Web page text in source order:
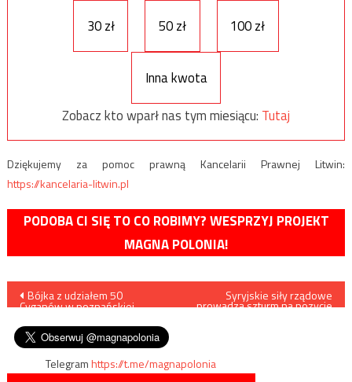
30 zł
50 zł 100 zł
Inna kwota
Zobacz kto wparł nas tym miesiącu: Tutaj
Dziękujemy za pomoc prawną Kancelarii Prawnej Litwin:
https://kancelaria-litwin.pl
PODOBA CI SIĘ TO CO ROBIMY? WESPRZYJ PROJEKT
MAGNA POLONIA!
Nawigacja
wpisu
Bójka z udziałem 50
Cyganów w poznańskiej
Syryjskie siły rządowe
prowadzą szturm na pozycje
Telegramhttps://t.me/magnapolonia